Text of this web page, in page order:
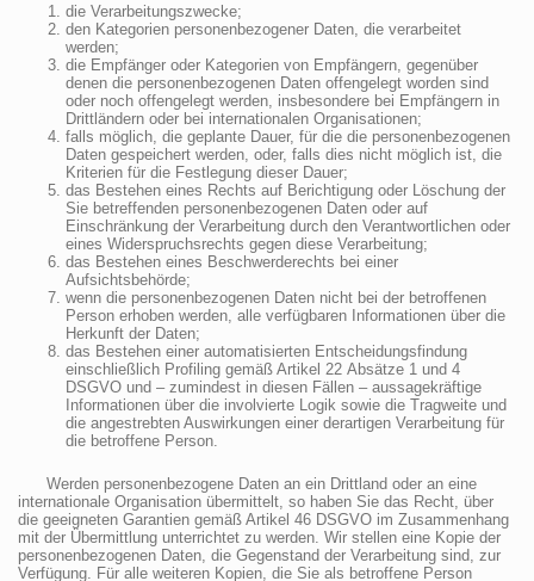
die Verarbeitungszwecke;
den Kategorien personenbezogener Daten, die verarbeitet
werden;
die Empfänger oder Kategorien von Empfängern, gegenüber
denen die personenbezogenen Daten offengelegt worden sind
oder noch offengelegt werden, insbesondere bei Empfängern in
Drittländern oder bei internationalen Organisationen;
falls möglich, die geplante Dauer, für die die personenbezogenen
Daten gespeichert werden, oder, falls dies nicht möglich ist, die
Kriterien für die Festlegung dieser Dauer;
das Bestehen eines Rechts auf Berichtigung oder Löschung der
Sie betreffenden personenbezogenen Daten oder auf
Einschränkung der Verarbeitung durch den Verantwortlichen oder
eines Widerspruchsrechts gegen diese Verarbeitung;
das Bestehen eines Beschwerderechts bei einer
Aufsichtsbehörde;
wenn die personenbezogenen Daten nicht bei der betroffenen
Person erhoben werden, alle verfügbaren Informationen über die
Herkunft der Daten;
das Bestehen einer automatisierten Entscheidungsfindung
einschließlich Profiling gemäß Artikel 22 Absätze 1 und 4
DSGVO und – zumindest in diesen Fällen – aussagekräftige
Informationen über die involvierte Logik sowie die Tragweite und
die angestrebten Auswirkungen einer derartigen Verarbeitung für
die betroffene Person.
Werden personenbezogene Daten an ein Drittland oder an eine
internationale Organisation übermittelt, so haben Sie das Recht, über
die geeigneten Garantien gemäß Artikel 46 DSGVO im Zusammenhang
mit der Übermittlung unterrichtet zu werden. Wir stellen eine Kopie der
personenbezogenen Daten, die Gegenstand der Verarbeitung sind, zur
Verfügung. Für alle weiteren Kopien, die Sie als betroffene Person